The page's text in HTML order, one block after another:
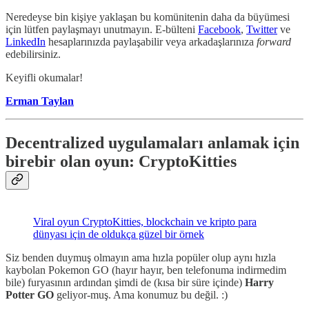
Neredeyse bin kişiye yaklaşan bu komünitenin daha da büyümesi
için lütfen paylaşmayı unutmayın. E-bülteni Facebook, Twitterve
LinkedIn hesaplarınızda paylaşabilir veya arkadaşlarınıza forward
edebilirsiniz.
Keyifli okumalar!
Erman Taylan
Decentralized uygulamaları anlamak için
birebir olan oyun: CryptoKitties
Viral oyun CryptoKitties, blockchain ve kripto para
dünyası için de oldukça güzel bir örnek
Siz benden duymuş olmayın ama hızla popüler olup aynı hızla
kaybolan Pokemon GO (hayır hayır, ben telefonuma indirmedim
bile) furyasının ardından şimdi de (kısa bir süre içinde) Harry
Potter GO geliyor-muş. Ama konumuz bu değil. :)